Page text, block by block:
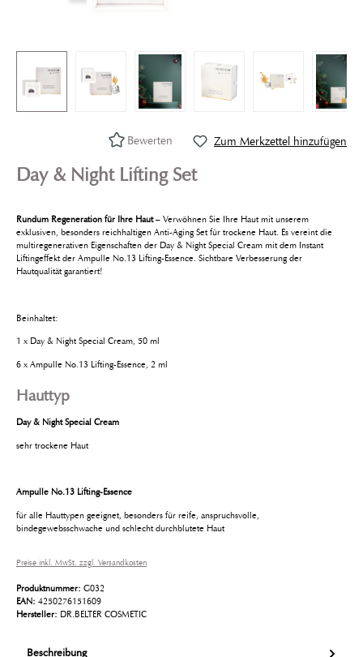
Zum Merkzettel hinzufügen
Bewerten
Day & Night Lifting Set
Rundum Regeneration für Ihre Haut– Verwöhnen Sie Ihre Haut mit unserem
exklusiven, besonders reichhaltigen Anti-Aging Set für trockene Haut. Es vereint die
multiregenerativen Eigenschaften der Day & Night Special Cream mit dem Instant
Liftingeffekt der Ampulle No.13 Lifting-Essence. Sichtbare Verbesserung der
Hautqualität garantiert!
Beinhaltet:
1 x Day & Night Special Cream, 50 ml
6 x Ampulle No.13 Lifting-Essence, 2 ml
Hauttyp
Day & Night Special Cream
sehr trockene Haut
Ampulle No.13 Lifting-Essence
für alle Hauttypen geeignet, besonders für reife, anspruchsvolle,
bindegewebsschwache und schlecht durchblutete Haut
Preise inkl. MwSt. zzgl. Versandkosten
Produktnummer: G032
EAN: 4250276151609
Hersteller: DR.BELTER COSMETIC
Beschreibung